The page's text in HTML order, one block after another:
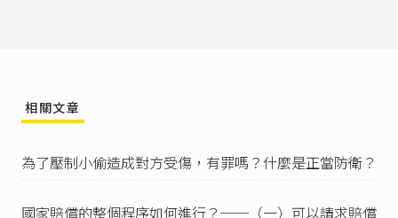
相關文章
為了壓制小偷造成對方受傷，有罪嗎？什麼是正當防衛？
國家賠償的整個程序如何進行？──（一）可以請求賠償